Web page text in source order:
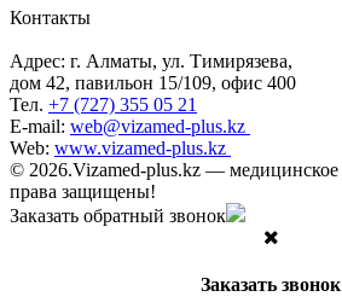
Контакты
Адрес: г. Алматы, ул. Тимирязева,
дом 42, павильон 15/109, офис 400
Тел. +7 (727) 355 05 21
E-mail: web@vizamed-plus.kz
Web: www.vizamed-plus.kz
© 2026.Vizamed-plus.kz — медицинское
права защищены!
Заказать обратный звонок
Заказать звонок